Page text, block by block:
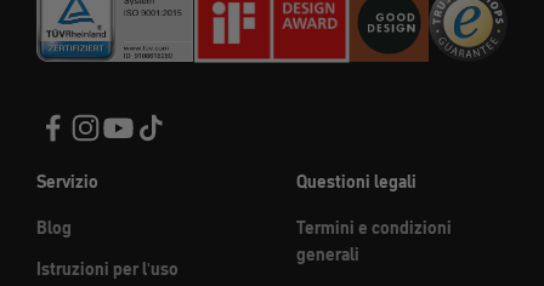
Servizio
Blog
Istruzioni per l'uso
Questioni legali
Termini e condizioni
generali